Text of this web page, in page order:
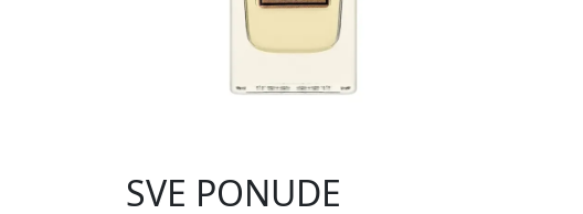
SVE PONUDE